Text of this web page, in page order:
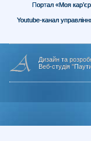
Портал «Моя
Youtube-канал
Дизайн та
Веб-студія